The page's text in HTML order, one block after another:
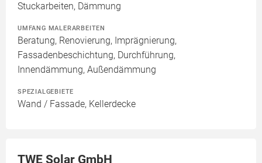
Stuckarbeiten, Dämmung
UMFANG MALERARBEITEN
Beratung, Renovierung, Imprägnierung,
Fassadenbeschichtung, Durchführung,
Innendämmung, Außendämmung
SPEZIALGEBIETE
Wand / Fassade, Kellerdecke
TWE Solar GmbH